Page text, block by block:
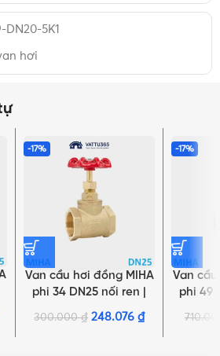
DN20-5K1
hơi
-17%
Van cầu hơi đồng MIHA
phi 34 DN25 nối ren |
Chính hãng Minh Hòa
300.000₫ 248.076₫
-17%
Van
phi 49
(THU GỌN)